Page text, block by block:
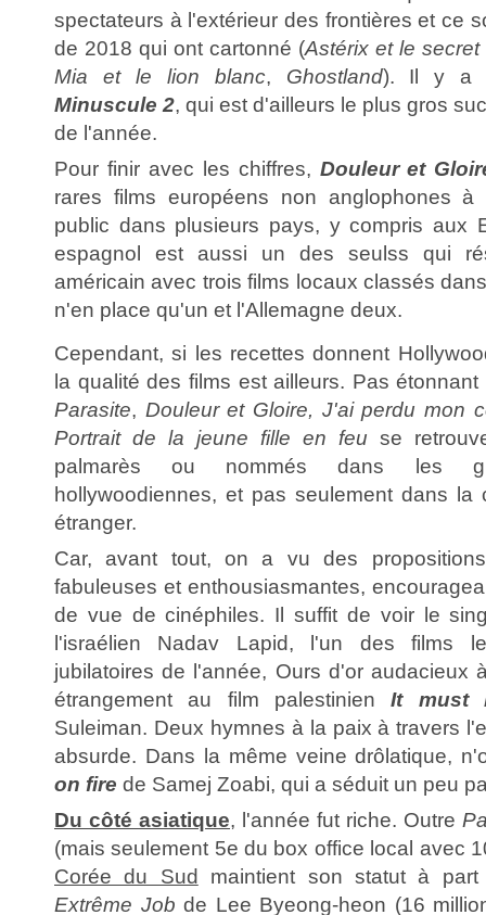
spectateurs à l'extérieur des frontières et ce
de 2018 qui ont cartonné (Astérix et le
Mia et le lion blanc, Ghostland). Il y a
Minuscule 2, qui est d'ailleurs le plus gros
de l'année.
Pour finir avec les chiffres, Douleur et
rares films européens non anglophones
public dans plusieurs pays, y compris aux
espagnol est aussi un des seulss qui
américain avec trois films locaux classés
n'en place qu'un et l'Allemagne deux.
Cependant, si les recettes donnent
la qualité des films est ailleurs. Pas
Parasite, Douleur et Gloire, J'ai perdu mon
Portrait de la jeune fille en feu se
palmarès ou nommés dans les
hollywoodiennes, et pas seulement dans la
étranger.
Car, avant tout, on a vu des propositions
fabuleuses et enthousiasmantes,
de vue de cinéphiles. Il suffit de voir le
l'israélien Nadav Lapid, l'un des films
jubilatoires de l'année, Ours d'or audacieux
étrangement au film palestinienIt must
Suleiman. Deux hymnes à la paix à travers
absurde. Dans la même veine drôlatique,
on fire de Samej Zoabi, qui a séduit un peu
Du côté asiatique, l'année fut riche. Outre
(mais seulement 5e du box office local avec
Corée du Sud maintient son statut à
Extrême Jobde Lee Byeong-heon (16